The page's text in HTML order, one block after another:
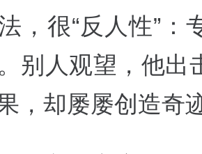
，很“反人性”：
别人观望，他出
，却屡屡创造奇迹